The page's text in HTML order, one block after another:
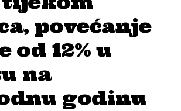
povećanje
od 12% u
na
godinu